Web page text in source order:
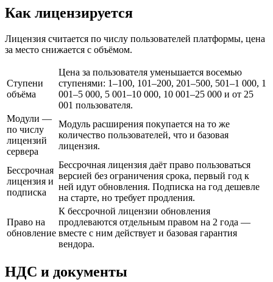
Как лицензируется
Лицензия считается по числу пользователей платформы, цена
за место снижается с объёмом.
Ступени
объёма
Цена за пользователя уменьшается восемью
ступенями: 1–100, 101–200, 201–500, 501–1 000, 1
001–5 000, 5 001–10 000, 10 001–25 000 и от 25
001 пользователя.
Модули —
по числу
лицензий
сервера
Модуль расширения покупается на то же
количество пользователей, что и базовая
лицензия.
Бессрочная
лицензия и
подписка
Бессрочная лицензия даёт право пользоваться
версией без ограничения срока, первый год к
ней идут обновления. Подписка на год дешевле
на старте, но требует продления.
Право на
обновление
К бессрочной лицензии обновления
продлеваются отдельным правом на 2 года —
вместе с ним действует и базовая гарантия
вендора.
НДС и документы